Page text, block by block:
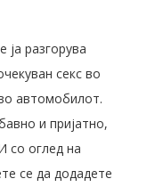
разгорува
секс во
автомобилот.
и пријатно,
со оглед на
се да додадете